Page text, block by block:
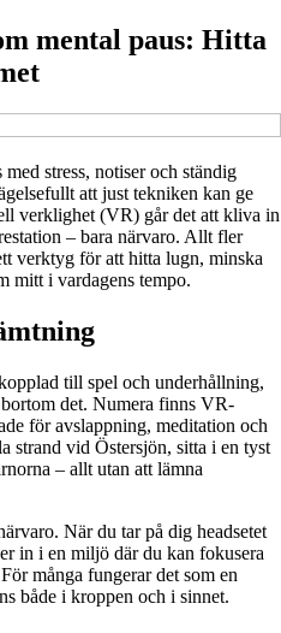
mental paus: Hitta
stress, notiser och ständig
att just tekniken kan ge
verklighet (VR) går det att kliva in
– bara närvaro. Allt fler
verktyg för att hitta lugn, minska
mitt i vardagens tempo.
till spel och underhållning,
det. Numera finns VR-
för avslappning, meditation och
strand vid Östersjön, sitta i en tyst
– allt utan att lämna
När du tar på dig headsetet
in i en miljö där du kan fokusera
många fungerar det som en
både i kroppen och i sinnet.